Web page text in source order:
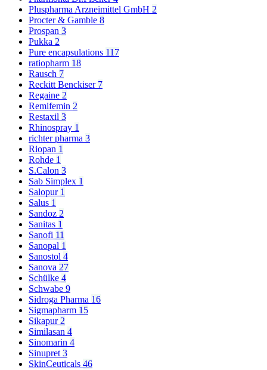
Pluspharma Arzneimittel GmbH 2
Procter & Gamble 8
Prospan 3
Pukka 2
Pure encapsulations 117
ratiopharm 18
Rausch 7
Reckitt Benckiser 7
Regaine 2
Remifemin 2
Restaxil 3
Rhinospray 1
richter pharma 3
Riopan 1
Rohde 1
S.Calon 3
Sab Simplex 1
Salopur 1
Salus 1
Sandoz 2
Sanitas 1
Sanofi 11
Sanopal 1
Sanostol 4
Sanova 27
Schülke 4
Schwabe 9
Sidroga Pharma 16
Sigmapharm 15
Sikapur 2
Similasan 4
Sinomarin 4
Sinupret 3
SkinCeuticals 46